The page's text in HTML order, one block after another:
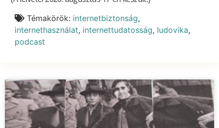
Témakörök: internetbiztonság,
internethasználat, internettudatosság, ludovika,
podcast